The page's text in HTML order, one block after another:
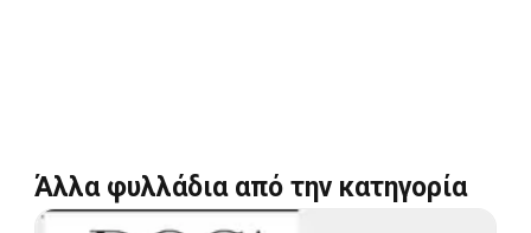
Άλλα φυλλάδια από την κατηγορία